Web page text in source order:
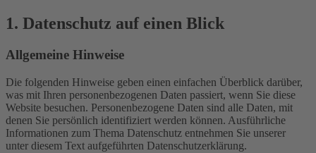
1. Datenschutz auf einen Blick
Allgemeine Hinweise
Die folgenden Hinweise geben einen einfachen Überblick darüber,
was mit Ihren personenbezogenen Daten passiert, wenn Sie diese
Website besuchen. Personenbezogene Daten sind alle Daten, mit
denen Sie persönlich identifiziert werden können. Ausführliche
Informationen zum Thema Datenschutz entnehmen Sie unserer
unter diesem Text aufgeführten Datenschutzerklärung.